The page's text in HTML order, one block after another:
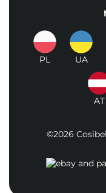
PL UA
AT
©2026